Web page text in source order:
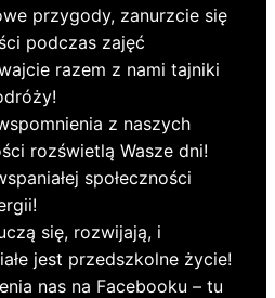
przygody, zanurzcie się
podczas zajęć
razem z nami tajniki
z naszych
rozświetlą Wasze dni!
społeczności
się, rozwijają, i
jest przedszkolne życie!
nas na Facebooku – tu